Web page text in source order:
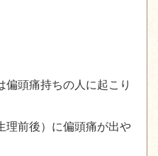
頭痛持ちの人に起こり
前後）に偏頭痛が出や